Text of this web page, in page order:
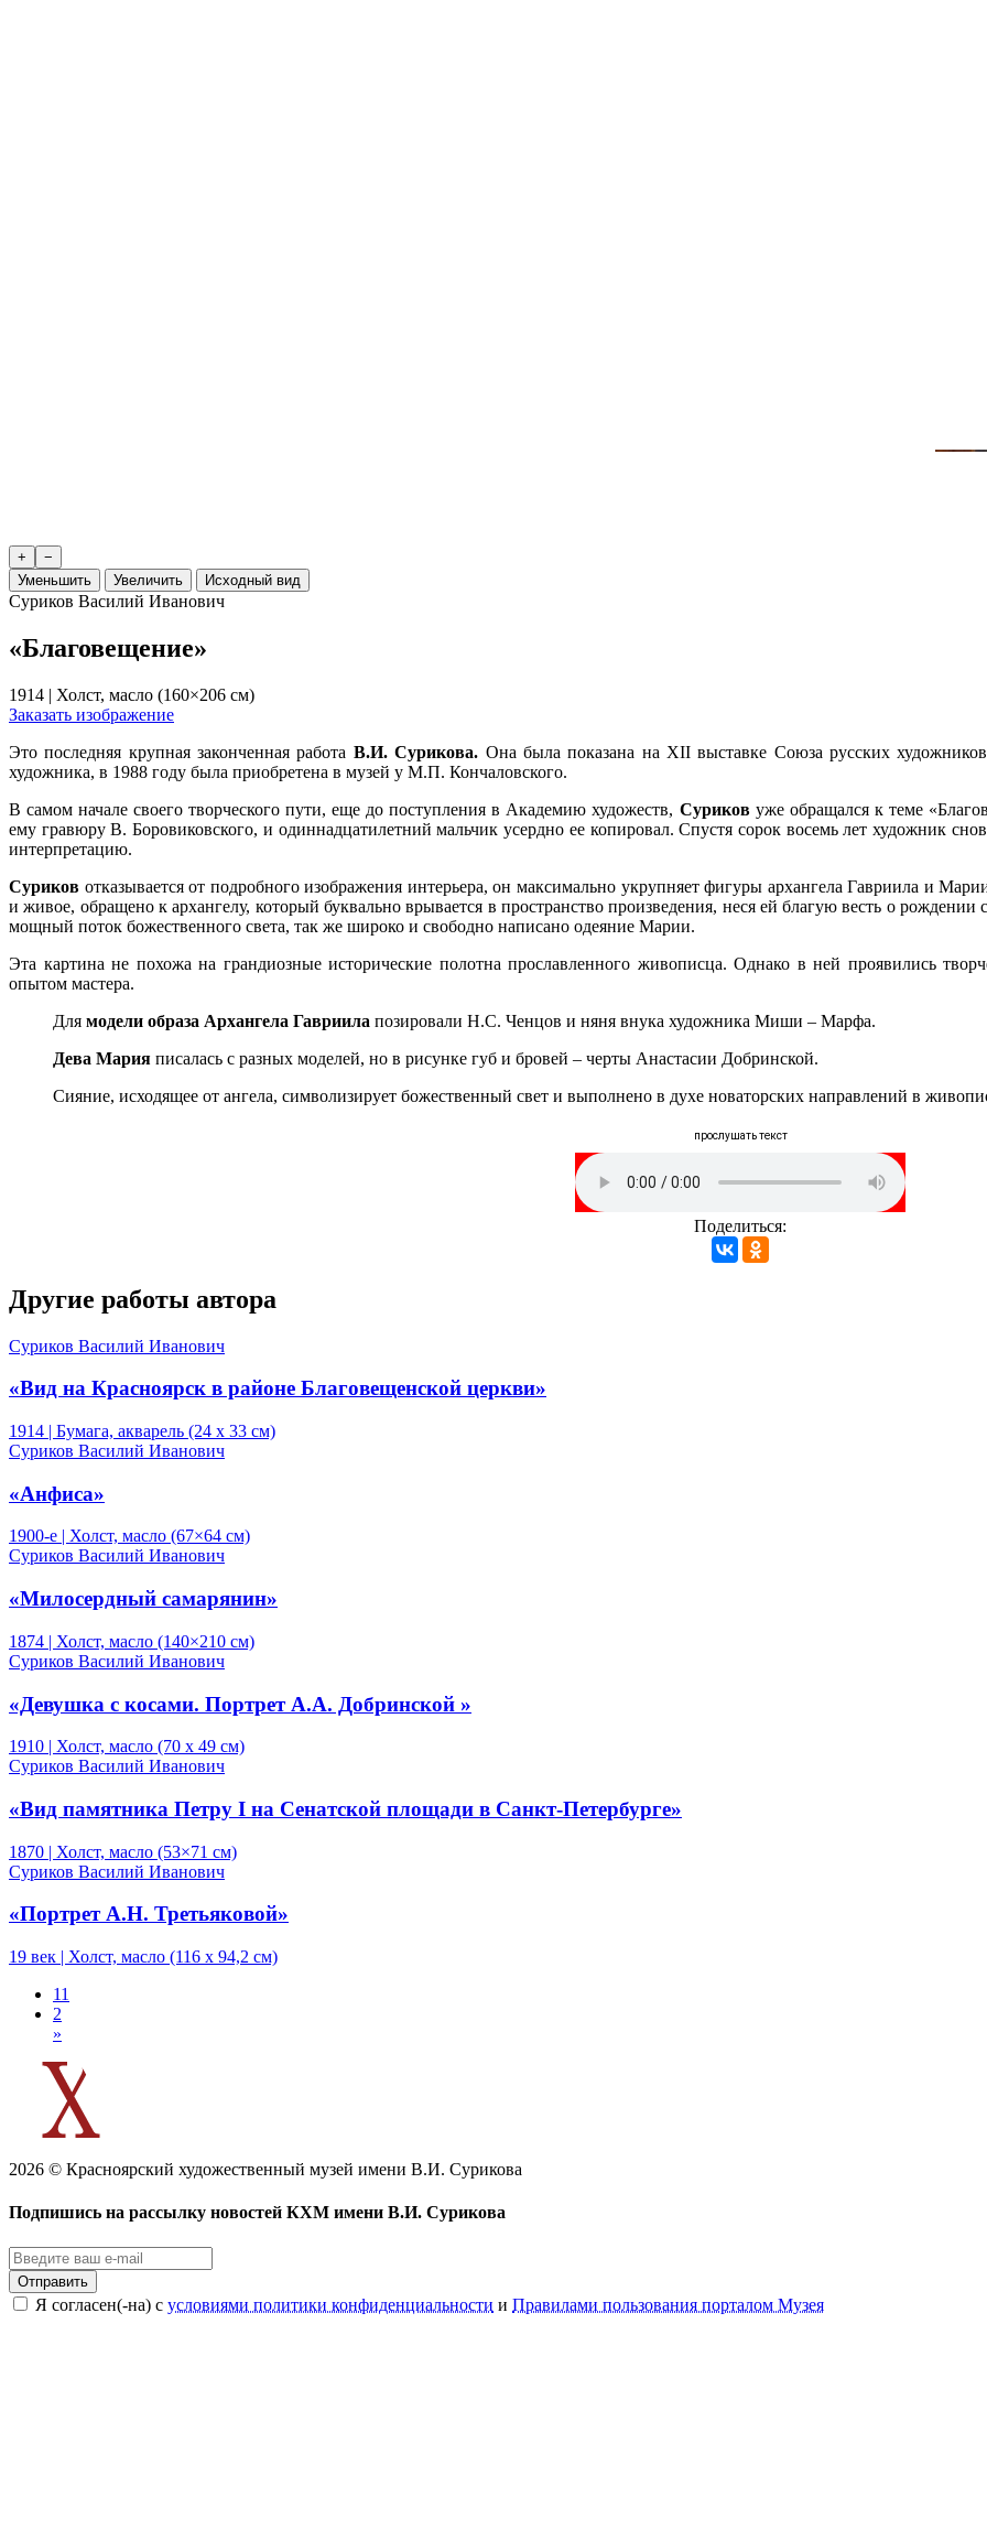
+
−
Уменьшить
Увеличить Исходный вид
Суриков Василий Иванович
«Благовещение»
1914 | Холст, масло (160×206 см)
Заказать изображение
Это последняя крупная законченная работа В.И. Сурикова. Она была показана на XII выставке Союза русских
художника, в 1988 году была приобретена в музей у М.П. Кончаловского.
В самом начале своего творческого пути, еще до поступления в Академию художеств, Суриков уже обращался к теме
ему гравюру В. Боровиковского, и одиннадцатилетний мальчик усердно ее копировал. Спустя сорок восемь лет художник
интерпретацию.
Суриков отказывается от подробного изображения интерьера, он максимально укрупняет фигуры архангела Гавриила и
и живое, обращено к архангелу, который буквально врывается в пространство произведения, неся ей благую весть о
мощный поток божественного света, так же широко и свободно написано одеяние Марии.
Эта картина не похожа на грандиозные исторические полотна прославленного живописца. Однако в ней проявились
опытом мастера.
Для модели образа Архангела Гавриила позировали Н.С. Ченцов и няня внука художника Миши – Марфа.
Дева Мария писалась с разных моделей, но в рисунке губ и бровей – черты Анастасии Добринской.
Сияние, исходящее от ангела, символизирует божественный свет и выполнено в духе новаторских направлений в
прослушать текст
Поделиться:
Другие работы автора
Суриков Василий Иванович
«Вид на Красноярск в районе Благовещенской церкви»
1914 | Бумага, акварель (24 х 33 см)
Суриков Василий Иванович
«Анфиса»
1900-е | Холст, масло (67×64 см)
Суриков Василий Иванович
«Милосердный самарянин»
1874 | Холст, масло (140×210 см)
Суриков Василий Иванович
«Девушка с косами. Портрет А.А. Добринской »
1910 | Холст, масло (70 х 49 см)
Суриков Василий Иванович
«Вид памятника Петру I на Сенатской площади в Санкт-Петербурге»
1870 | Холст, масло (53×71 см)
Суриков Василий Иванович
«Портрет А.Н. Третьяковой»
19 век | Холст, масло (116 х 94,2 см)
11
2
»
2026 © Красноярский художественный музей имени В.И. Сурикова
Подпишись на рассылку новостей КХМ имени В.И. Сурикова
Отправить
Я согласен(-на) с условиями политики конфиденциальности и Правилами пользования порталом Музея